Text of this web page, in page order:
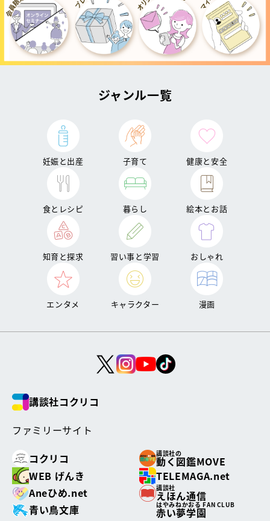
ジャンル一覧
妊娠と出産 子育て 健康と安全
食とレシピ 暮らし 絵本とお話
知育と探求 習い事と学習 おしゃれ
エンタメ キャラクター 漫画
講談社コクリコ
ファミリーサイト
コクリコ
講談社の
動く図鑑MOVE
WEB げんき
TELEMAGA.net
Aneひめ.net
講談社
えほん通信
青い鳥文庫
はやみねかおる FAN CLUB
赤い夢学園